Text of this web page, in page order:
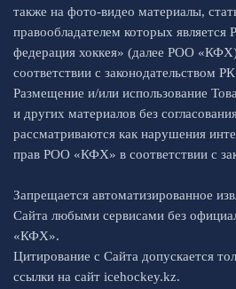
также на фото-видео материалы,
правообладателем которых является
федерация хоккея» (далее РОО
соответствии с законодательством
Размещение и/или использование
и других материалов без
рассматриваются как нарушения
прав РОО «КФХ» в соответствии с
Запрещается автоматизированное
Сайта любыми сервисами без
«КФХ».
Цитирование с Сайта допускается
ссылки на сайт icehockey.kz.